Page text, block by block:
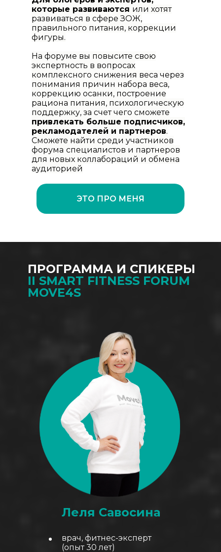
которые развиваются или хотят
развиваться в сфере ЗОЖ,
правильного питания, коррекции
фигуры.
На форуме вы повысите свою
экспертность в вопросах
комплексного снижения веса через
понимания причин набора веса,
коррекцию осанки, построение
рациона питания, психологическую
поддержку, за счет чего сможете
привлекать больше подписчиков,
рекламодателей и партнеров.
Сможете найти среди участников
форума специалистов и партнеров
для новых коллабораций и обмена
аудиторией
ЭТО ПРО МЕНЯ
ПРОГРАММА И СПИКЕРЫ
II SMART FITNESS FORUM
MOVE4S
Леля Савосина
врач, фитнес-эксперт
(опыт 30 лет)